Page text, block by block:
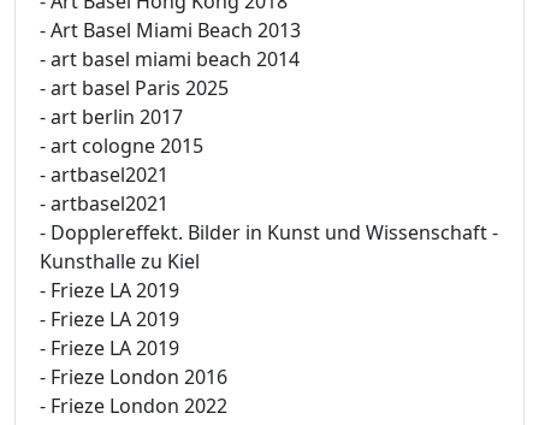
- Art Basel Miami Beach 2013
- art basel miami beach 2014
- art basel Paris 2025
- art berlin 2017
- art cologne 2015
- artbasel2021
- artbasel2021
- Dopplereffekt. Bilder in Kunst und Wissenschaft -
Kunsthalle zu Kiel
- Frieze LA 2019
- Frieze LA 2019
- Frieze LA 2019
- Frieze London 2016
- Frieze London 2022